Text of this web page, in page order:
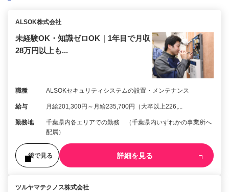
ALSOK株式会社
未経験OK・知識ゼロOK｜1年目で月収
28万円以上も...
職種 ALSOKセキュリティシステムの設置・メンテナンス
給与 月給201,300円～月給235,700円（大卒以上226,...
勤務地
千葉県内各エリアでの勤務 （千葉県内いずれかの事業所へ
配属）
後で見る 詳細を見る
ツルヤマテクノス株式会社